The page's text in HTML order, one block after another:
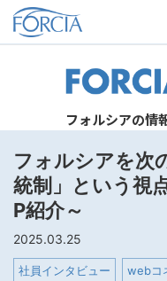
フォルシアの情
フォルシアを次
統制」という視
P紹介～
2025.03.25
社員インタビュー webコ